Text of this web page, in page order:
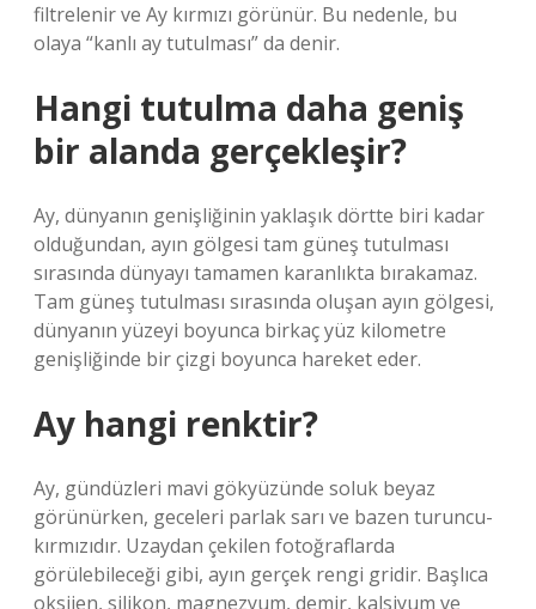
filtrelenir ve Ay kırmızı görünür. Bu nedenle, bu
olaya “kanlı ay tutulması” da denir.
Hangi tutulma daha geniş
bir alanda gerçekleşir?
Ay, dünyanın genişliğinin yaklaşık dörtte biri kadar
olduğundan, ayın gölgesi tam güneş tutulması
sırasında dünyayı tamamen karanlıkta bırakamaz.
Tam güneş tutulması sırasında oluşan ayın gölgesi,
dünyanın yüzeyi boyunca birkaç yüz kilometre
genişliğinde bir çizgi boyunca hareket eder.
Ay hangi renktir?
Ay, gündüzleri mavi gökyüzünde soluk beyaz
görünürken, geceleri parlak sarı ve bazen turuncu-
kırmızıdır. Uzaydan çekilen fotoğraflarda
görülebileceği gibi, ayın gerçek rengi gridir. Başlıca
oksijen, silikon, magnezyum, demir, kalsiyum ve